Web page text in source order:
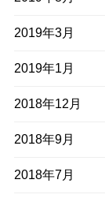
2019年3月
2019年1月
2018年12月
2018年9月
2018年7月